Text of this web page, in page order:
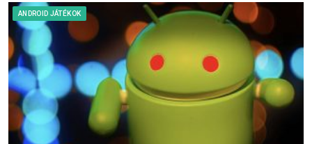
ANDROID JÁTÉKOK